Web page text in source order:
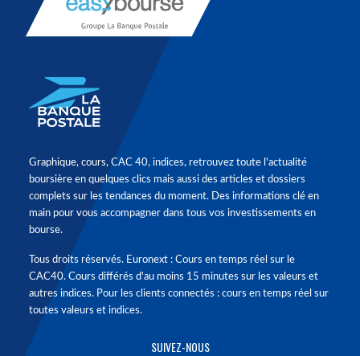
Graphique, cours, CAC 40, indices, retrouvez toute l'actualité
boursière en quelques clics mais aussi des articles et dossiers
complets sur les tendances du moment. Des informations clé en
main pour vous accompagner dans tous vos investissements en
bourse.
Tous droits réservés. Euronext : Cours en temps réel sur le
CAC40. Cours différés d'au moins 15 minutes sur les valeurs et
autres indices. Pour les clients connectés : cours en temps réel sur
toutes valeurs et indices.
SUIVEZ-NOUS